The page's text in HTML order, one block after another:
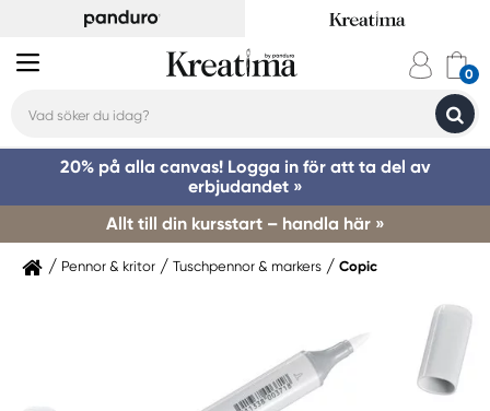
20% på alla canvas! Logga in för att ta del av
erbjudandet »
Allt till din kursstart – handla här »
Pennor & kritor Tuschpennor & markers Copic